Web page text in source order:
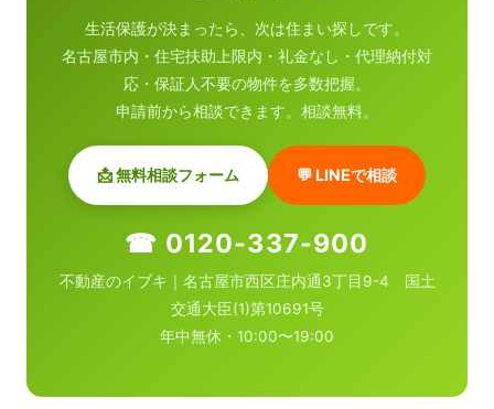
生活保護が決まったら、次は住まい探しです。
名古屋市内・住宅扶助上限内・礼金なし・代理納付対
応・保証人不要の物件を多数把握。
申請前から相談できます。相談無料。
📩 無料相談フォーム 💬 LINEで相談
☎ 0120-337-900
不動産のイブキ｜名古屋市西区庄内通3丁目9-4 国土
交通大臣(1)第10691号
年中無休・10:00〜19:00